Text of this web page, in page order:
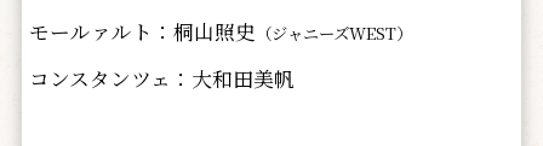
モールァルト：桐山照史 （ジャニーズWEST）
コンスタンツェ：大和田美帆